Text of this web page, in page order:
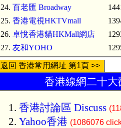
24. 百老匯 Broadway
25. 香港電視HKTVmall
26. 卓悅香港貓HKMall網店
27. 友和YOHO
返回 香港常用網址 第1頁 >>
香港線網二十
香港討論區 Discuss
Yahoo香港 (1086076